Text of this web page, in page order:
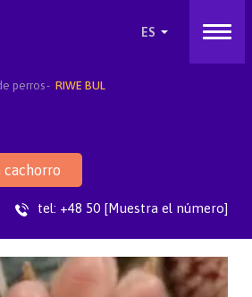
perros RIWE BUL
cachorro
tel: +48 50 [Muestra el número]